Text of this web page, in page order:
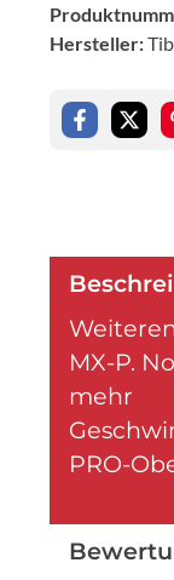
Hersteller:
MX-P.
mehr
PRO-